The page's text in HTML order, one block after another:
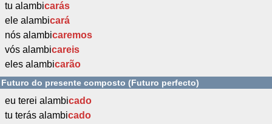
tu alambicarás
ele alambicará
nós alambicaremos
vós alambicareis
eles alambicarão
Futuro do presente composto (Futuro perfecto)
eu terei alambicado
tu terás alambicado